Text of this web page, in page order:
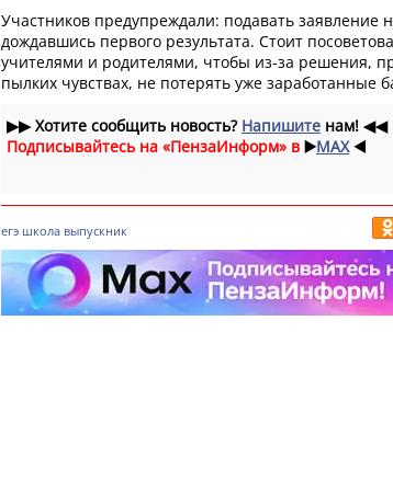
Участников предупреждали: подавать заявление
дождавшись первого результата. Стоит
учителями и родителями, чтобы из-за решения,
пылких чувствах, не потерять уже заработанные
▶▶Хотите сообщить новость? Напишите нам! ◀◀
Подписывайтесь на «ПензаИнформ» в ▶️MAX ◀️
егэ школа выпускник